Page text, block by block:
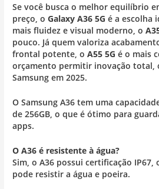
Se você busca o melhor equilíbrio
preço, oGalaxy A36 5G é a escolha
mais fluidez e visual moderno, o
pouco. Já quem valoriza
frontal potente, oA55 5G é o mais
orçamento permitir inovação total,
Samsung em 2025.
O Samsung A36 tem uma
de 256GB, o que é ótimo para
apps.
O A36 é resistente à água?
Sim, o A36 possui certificação IP67,
pode resistir a água e poeira.